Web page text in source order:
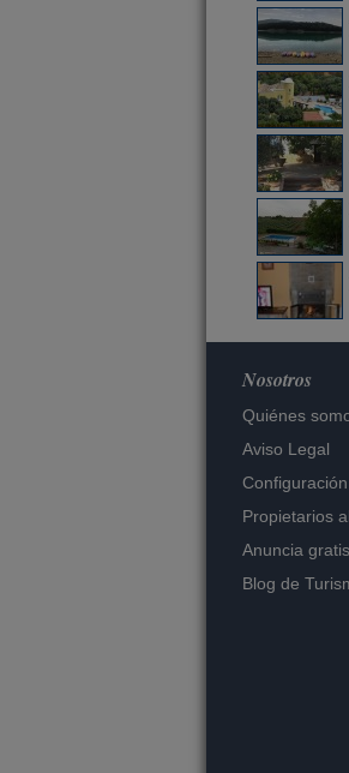
Nosotros
Quiénes
Aviso Legal
Propietarios
Anuncia
Blog de